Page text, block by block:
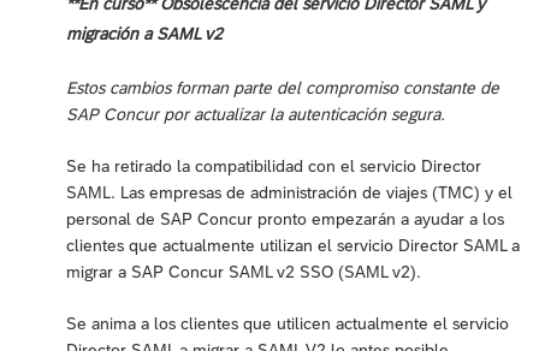
migración a SAML v2
Estos cambios forman parte del compromiso constante de
SAP Concur por actualizar la autenticación segura.
Se ha retirado la compatibilidad con el servicio Director
SAML. Las empresas de administración de viajes (TMC) y el
personal de SAP Concur pronto empezarán a ayudar a los
clientes que actualmente utilizan el servicio Director SAML a
migrar a SAP Concur SAML v2 SSO (SAML v2).
Se anima a los clientes que utilicen actualmente el servicio